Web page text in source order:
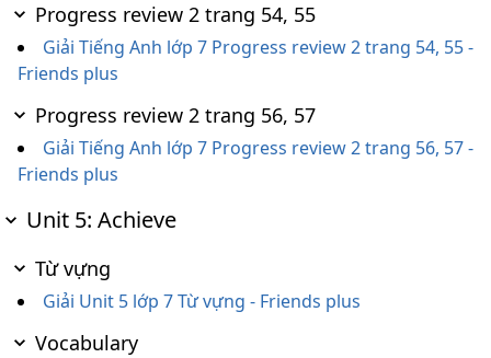
Progress review 2 trang 54, 55
Giải Tiếng Anh lớp 7 Progress review 2 trang 54, 55 -
Friends plus
Progress review 2 trang 56, 57
Giải Tiếng Anh lớp 7 Progress review 2 trang 56, 57 -
Friends plus
Unit 5: Achieve
Từ vựng
Giải Unit 5 lớp 7 Từ vựng - Friends plus
Vocabulary